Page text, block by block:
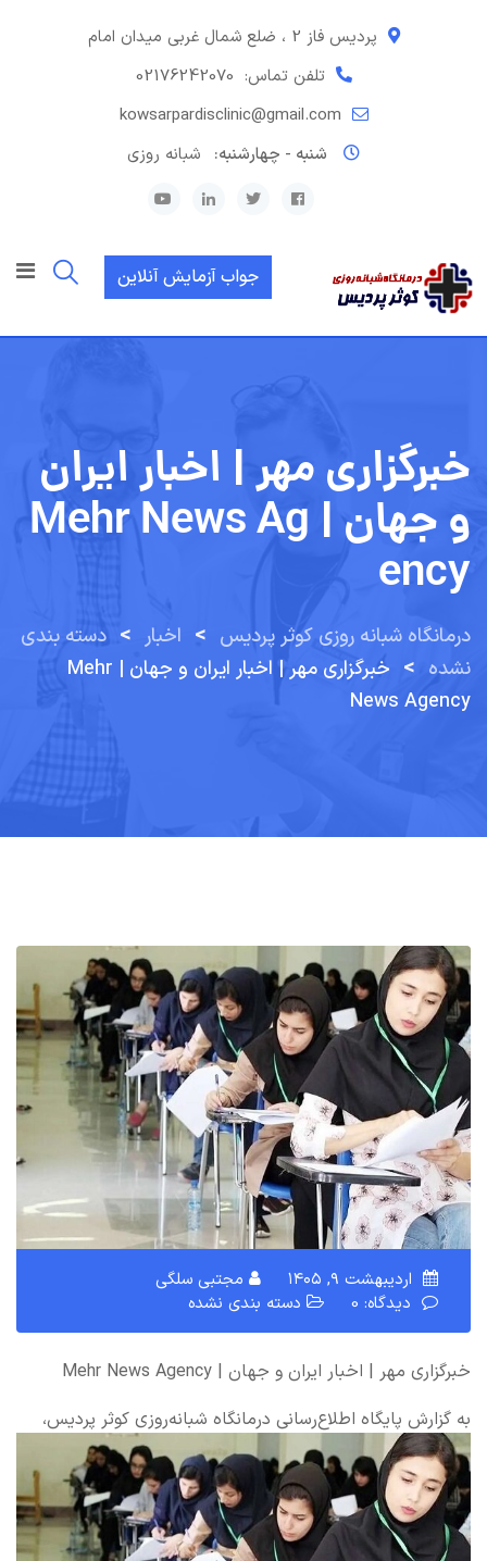
پردیس فاز 2 ، ضلع شمال غربی میدان امام
تلفن تماس: 02176242070
kowsarpardisclinic@gmail.com
شنبه - چهارشنبه:
شبانه روزی
جواب آزمایش آنلاین
خبرگزاری مهر | اخبار ایران
و جهان | Mehr News Ag
Ency
درمانگاه شبانه روزی کوثر پردیس > اخبار > دسته بندی
نشده >
خبرگزاری مهر | اخبار ایران و جهان | Mehr
News Agency
اردیبهشت ۹, ۱۴۰۵
مجتبی سلگی
دیدگاه: 0
دسته بندی نشده
خبرگزاری مهر | اخبار ایران و جهان | Mehr News Agency
به گزارش پایگاه اطلاع‌رسانی درمانگاه شبانه‌روزی کوثر پردیس،